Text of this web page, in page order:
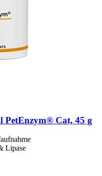
PetEnzym® Cat, 45 g
Lipase